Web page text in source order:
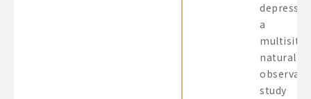
a
multisite,
study